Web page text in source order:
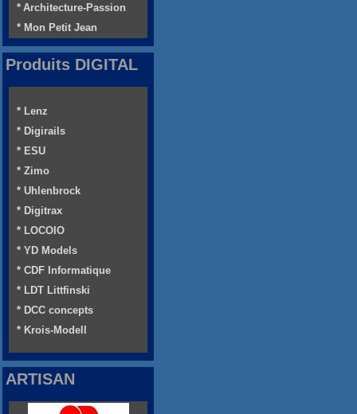
* Architecture-Passion
* Mon Petit Jean
Produits DIGITAL
* Lenz
* Digirails
* ESU
* Zimo
* Uhlenbrock
* Digitrax
* LOCOIO
* YD Models
* CDF Informatique
* LDT Littfinski
* DCC concepts
* Krois-Modell
ARTISAN